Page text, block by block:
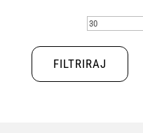
Min
cijena
FILTRIRAJ